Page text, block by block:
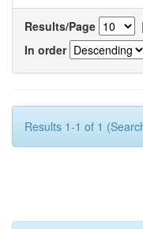
Results/Page |
In order
Results 1-1 of 1